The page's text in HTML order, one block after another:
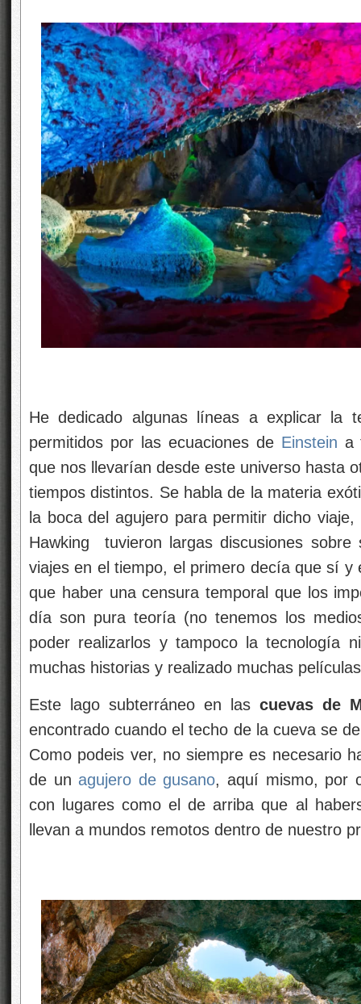
He dedicado algunas líneas a explicar la
permitidos por las ecuaciones de Einstein a
que nos llevarían desde este universo hasta
tiempos distintos. Se habla de la materia
la boca del agujero para permitir dicho
Hawking tuvieron largas discusiones
viajes en el tiempo, el primero decía que sí
que haber una censura temporal que los
día son pura teoría (no tenemos los
poder realizarlos y tampoco la tecnología
muchas historias y realizado muchas
Este lago subterráneo en las cuevas de
encontrado cuando el techo de la cueva se
Como podeis ver, no siempre es necesario
de un agujero de gusano, aquí mismo, por
con lugares como el de arriba que al
llevan a mundos remotos dentro de nuestro